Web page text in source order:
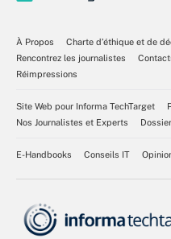
À Propos
Charte d’éthique et de
Rencontrez les journalistes
Réimpressions
Site Web pour Informa TechTarget
Nos Journalistes et Experts
E-Handbooks Conseils IT